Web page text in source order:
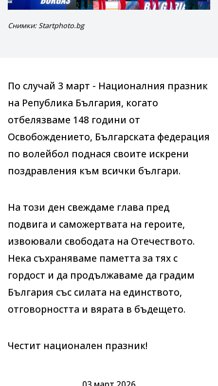
Снимки: Startphoto.bg
По случай 3 март - Националния празник
на Република България, когато
отбелязваме 148 години от
Освобождението, Българската федерация
по волейбол поднася своите искрени
поздравления към всички българи.
На този ден свеждаме глава пред
подвига и саможертвата на героите,
извоювали свободата на Отечеството.
Нека съхраняваме паметта за тях с
гордост и да продължаваме да градим
България със силата на единството,
отговорността и вярата в бъдещето.
Честит национален празник!